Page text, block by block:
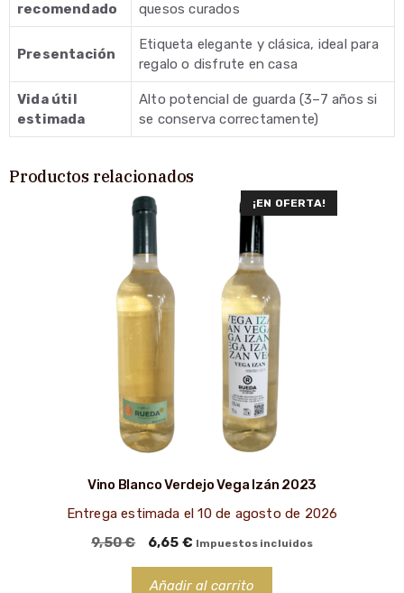
recomendado
quesos curados
Presentación
Etiqueta elegante y clásica, ideal para
regalo o disfrute en casa
Vida útil
estimada
Alto potencial de guarda (3–7 años si
se conserva correctamente)
Productos relacionados
¡EN OFERTA!
Vino Blanco Verdejo Vega Izán 2023
Entrega estimada el 10 de agosto de 2026
9,50€
El
original
6,65 €El
actual
Impuestos incluidos
Añadir al carrito